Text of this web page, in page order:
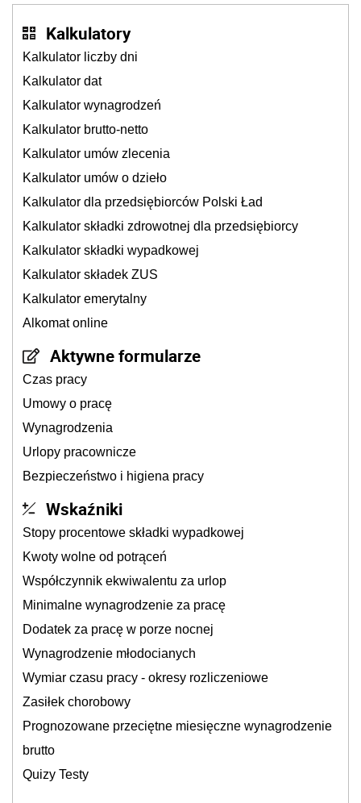
Kalkulatory
Kalkulator liczby dni
Kalkulator dat
Kalkulator wynagrodzeń
Kalkulator brutto-netto
Kalkulator umów zlecenia
Kalkulator umów o dzieło
Kalkulator dla przedsiębiorców Polski Ład
Kalkulator składki zdrowotnej dla przedsiębiorcy
Kalkulator składki wypadkowej
Kalkulator składek ZUS
Kalkulator emerytalny
Alkomat online
Aktywne formularze
Czas pracy
Umowy o pracę
Wynagrodzenia
Urlopy pracownicze
Bezpieczeństwo i higiena pracy
Wskaźniki
Stopy procentowe składki wypadkowej
Kwoty wolne od potrąceń
Współczynnik ekwiwalentu za urlop
Minimalne wynagrodzenie za pracę
Dodatek za pracę w porze nocnej
Wynagrodzenie młodocianych
Wymiar czasu pracy - okresy rozliczeniowe
Zasiłek chorobowy
Prognozowane przeciętne miesięczne wynagrodzenie
brutto
Quizy Testy